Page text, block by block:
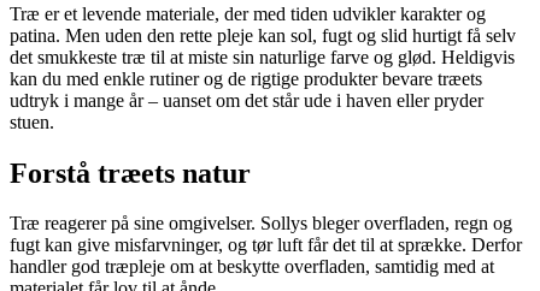
Træ er et levende materiale, der med tiden udvikler karakter og
patina. Men uden den rette pleje kan sol, fugt og slid hurtigt få selv
det smukkeste træ til at miste sin naturlige farve og glød. Heldigvis
kan du med enkle rutiner og de rigtige produkter bevare træets
udtryk i mange år – uanset om det står ude i haven eller pryder
stuen.
Forstå træets natur
Træ reagerer på sine omgivelser. Sollys bleger overfladen, regn og
fugt kan give misfarvninger, og tør luft får det til at sprække. Derfor
handler god træpleje om at beskytte overfladen, samtidig med at